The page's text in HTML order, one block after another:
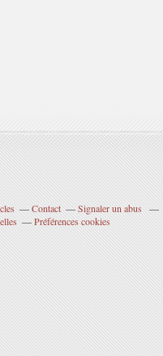
Contact
Signaler un abus
Préférences cookies